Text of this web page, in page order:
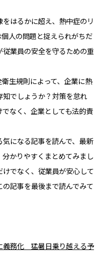
はるかに超え、熱中症のリ
人の問題と捉えられがちだ
業員の安全を守るための重
生規則によって、企業に熱
でしょうか？対策を怠れ
なく、企業としても法的責
になる記事を読んで、最新
かりやすくまとめてみまし
でなく、従業員が安心して
記事を最後まで読んでみて
義務化 猛暑日乗り越える予